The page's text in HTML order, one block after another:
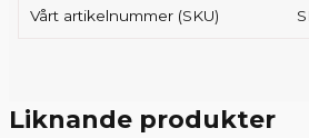
Vårt artikelnummer (SKU)
Liknande produkter